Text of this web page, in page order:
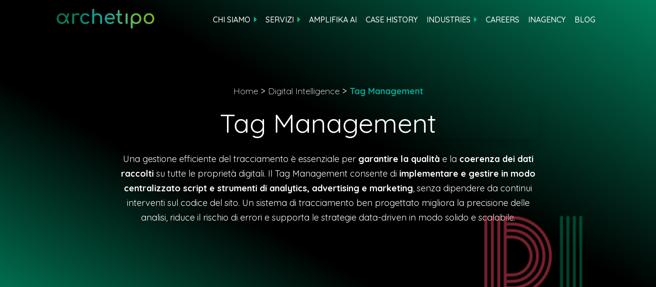
CHI SIAMO SERVIZI AMPLIFIKA AI CASE HISTORY INDUSTRIES CAREERS INAGENCY BLOG
Home > Digital Intelligence > Tag Management
Tag Management
Una gestione efficiente del tracciamento è essenziale per garantire la qualitàe la coerenza dei dati
raccoltisu tutte le proprietà digitali. Il Tag Management consente di implementare e gestire in modo
centralizzato script e strumenti di analytics, advertising e marketing , senza dipendere da continui
interventi sul codice del sito. Un sistema di tracciamento ben progettato migliora la precisione delle
analisi, riduce il rischio di errori e supporta le strategie data-driven in modo solido e scalabile.